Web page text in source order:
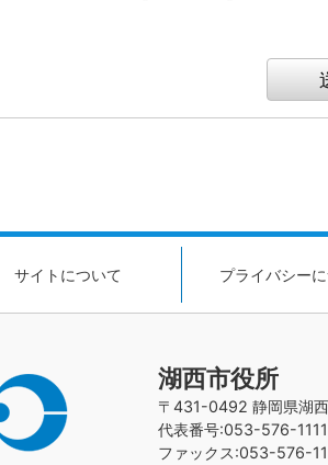
サイトについて プライバシー
湖西市役所
〒431-0492 静岡県湖
代表番号:053-576-1111
ファックス:053-576-